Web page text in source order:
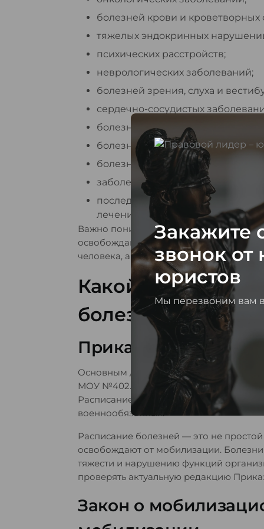
болезней крови и кроветворных
тяжелых эндокринных
психических расстройств;
неврологических заболеваний;
болезней зрения, слуха и
сердечно-сосудистых
болезней органов дыхания;
болезней пищеварительной
болезней почек и мочеполовой
заболеваний опорно-
последствий травм, операций,
лечения.
Важно понимать: эти группы болезней
освобождают от мобилизации
человека, а не только формальное
Какой документ
болезней
Приказ МОУ №402 и
Основным документом для
МОУ №402. Именно им утверждено
Расписание болезней, по которому ВВК
военнообязанных.
Расписание болезней — это не
освобождают от мобилизации. Болезни
тяжести и нарушению функций
проверять актуальную редакцию
Закон о
Закажите
звонок от
юристов
Мы перезвоним вам